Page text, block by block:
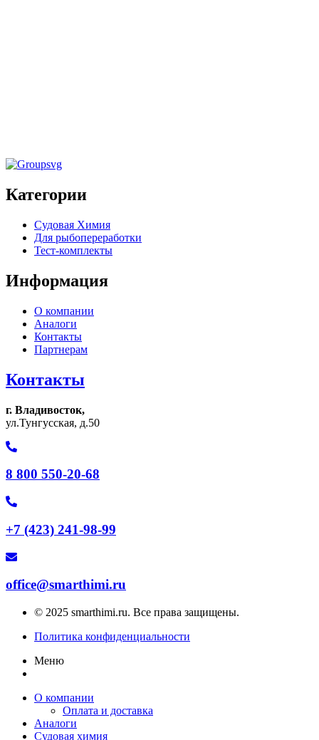
Категории
Судовая Химия
Для рыбопереработки
Тест-комплекты
Информация
О компании
Аналоги
Контакты
Партнерам
Контакты
г. Владивосток,
ул.Тунгусская, д.50
8 800 550-20-68
+7 (423) 241-98-99
office@smarthimi.ru
© 2025 smarthimi.ru. Все права защищены.
Политика конфиденциальности
Меню
О компании
Оплата и доставка
Аналоги
Судовая химия